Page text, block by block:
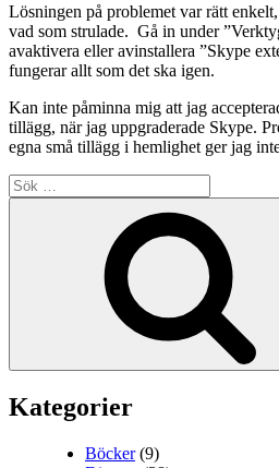
Lösningen på problemet var rätt
vad som strulade. Gå in under
avaktivera eller avinstallera ”Skype
fungerar allt som det ska igen.
Kan inte påminna mig att jag
tillägg, när jag uppgraderade Skype.
egna små tillägg i hemlighet ger jag
Sök
efter:
Kategorier
Böcker(9)